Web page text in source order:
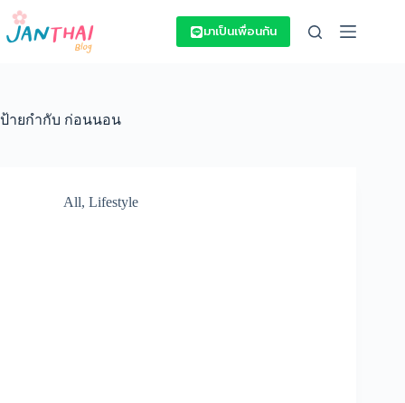
Skip
content
มาเป็นเพื่อนกัน
ป้ายกำกับ ก่อนนอน
All, Lifestyle